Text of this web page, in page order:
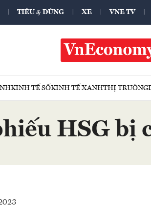
TIÊU & DÙNG XE VNE TV
KINH TẾ SỐKINH TẾ XANHTHỊ TRƯỜNG
HSG bị